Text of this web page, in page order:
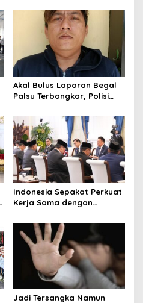
Akal Bulus Laporan Begal
Palsu Terbongkar, Polisi
Perusahaan untuk Crypto
Indonesia Sepakat Perkuat
Kerja Sama dengan
hingga Ekonomi Digital
Jadi Tersangka Namun